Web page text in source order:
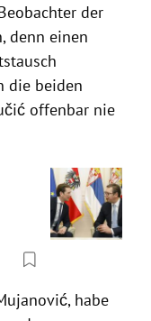
der
denn einen
die beiden
offenbar nie
, habe